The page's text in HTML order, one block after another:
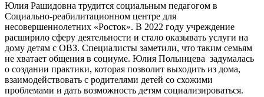
Юлия Рашидовна трудится социальным педагогом в
Социально-реабилитационном центре для
несовершеннолетних «Росток». В 2022 году учреждение
расширило сферу деятельности и стало оказывать услуги на
дому детям с ОВЗ. Специалисты заметили, что таким семьям
не хватает общения в социуме. Юлия Полынцева задумалась
о создании практики, которая позволит выходить из дома,
взаимодействовать с родителями детей со схожими
проблемами и дать возможность детям социализироваться.